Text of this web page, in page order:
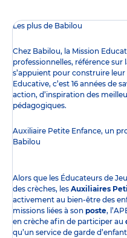
Les plus de Babilou
Chez Babilou, la Mission
professionnelles, référence sur
s’appuient pour construire
Educative, c’est 16 années de
action, d’inspiration des
pédagogiques.
Auxiliaire Petite Enfance, un
Babilou
Alors que les Éducateurs de
des crèches, les Auxiliaires
activement au bien-être des
missions liées à son poste,
en crèche afin de participer au
qu’un service de garde